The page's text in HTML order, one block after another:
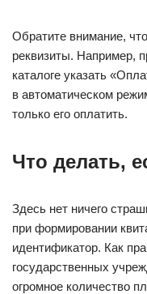
Обратите внимание,
реквизиты. Например,
каталоге указать
в автоматическом
только его оплатить.
Что делать,
Здесь нет ничего
при формировании
идентификатор. Как
государственных
огромное количество